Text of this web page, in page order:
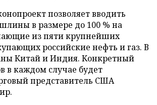
позволяет вводить
в размере до 100 % на
из пяти крупнейших
российские нефть и газ. В
Китай и Индия. Конкретный
в каждом случае будет
представитель США